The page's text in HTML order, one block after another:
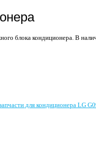
блока кондиционера. В